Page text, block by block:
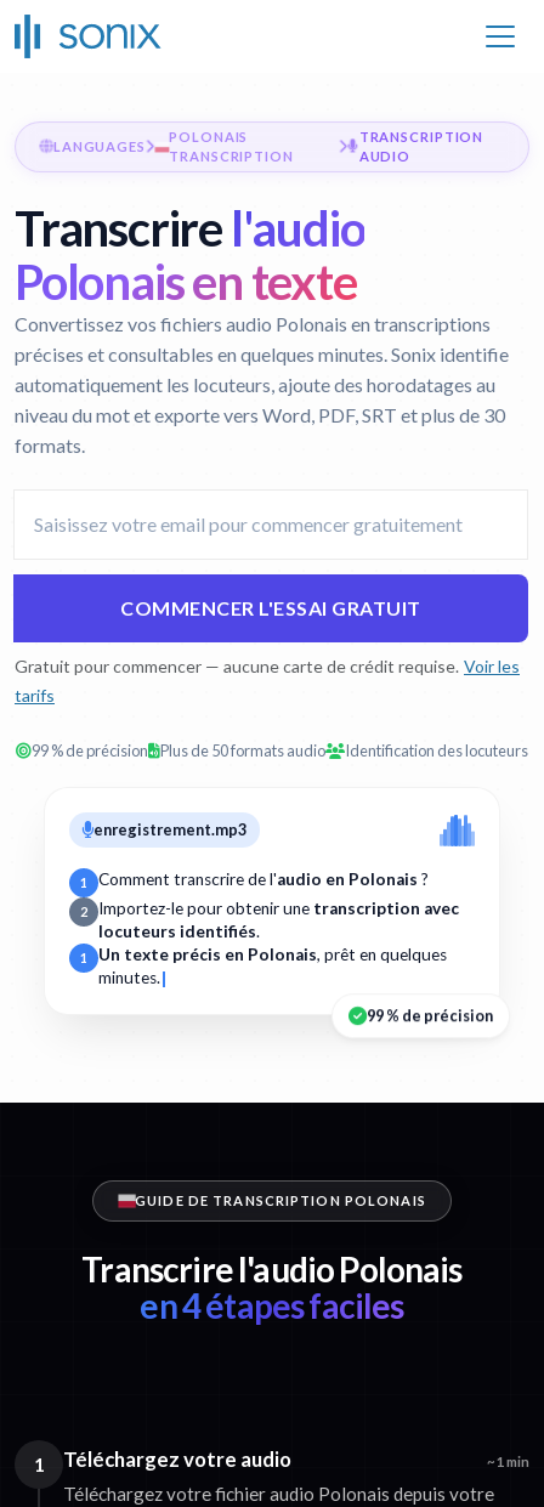
LANGUAGES
POLONAIS
TRANSCRIPTION
TRANSCRIPTION
AUDIO
Transcrire l'audio
Polonais en texte
Convertissez vos fichiers audio Polonais en transcriptions
précises et consultables en quelques minutes. Sonix identifie
automatiquement les locuteurs, ajoute des horodatages au
niveau du mot et exporte vers Word, PDF, SRT et plus de 30
formats.
COMMENCER L'ESSAI GRATUIT
Gratuit pour commencer — aucune carte de crédit requise. Voir les
tarifs
99 % de précision Plus de 50 formats audio Identification des locuteurs
enregistrement.mp3
1 Comment transcrire de l'audio en Polonais ?
2 Importez-le pour obtenir une transcription avec
locuteurs identifiés.
1 Un texte précis en Polonais, prêt en quelques
minutes.
99 % de précision
GUIDE DE TRANSCRIPTION POLONAIS
Transcrire l'audio Polonais
en 4 étapes faciles
1 Téléchargez votre audio ~1 min
Téléchargez votre fichier audio Polonais depuis votre